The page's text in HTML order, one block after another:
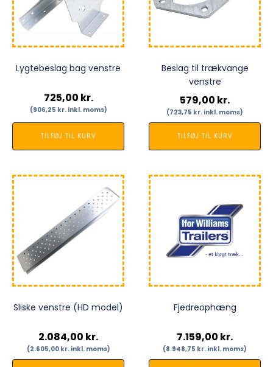
Lygtebeslag bag venstre
725,00 kr.
(906,25 kr.inkl. moms)
TILFØJ TIL KURV
Beslag til trækvange
venstre
579,00 kr.
(723,75 kr. inkl. moms)
TILFØJ TIL KURV
Sliske venstre (HD model)
2.084,00 kr.
(2.605,00 kr.inkl. moms)
Fjedreophæng
7.159,00 kr.
(8.948,75 kr. inkl. moms)